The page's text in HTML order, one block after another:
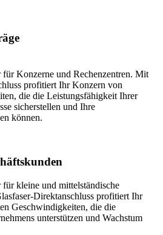
für Konzerne und Rechenzentren. Mit
profitiert Ihr Konzern von
die die Leistungsfähigkeit Ihrer
sicherstellen und Ihre
können.
für kleine und mittelständische
Direktanschluss profitiert Ihr
Geschwindigkeiten, die die
unterstützen und Wachstum